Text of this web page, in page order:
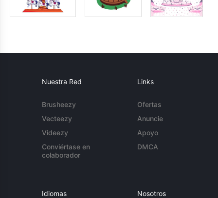
Nuestra Red
Brusheezy
Vecteezy
Videezy
Conviértase en
colaborador
Links
Ofertas
Anuncie
Apoyo
DMCA
Idiomas Nosotros